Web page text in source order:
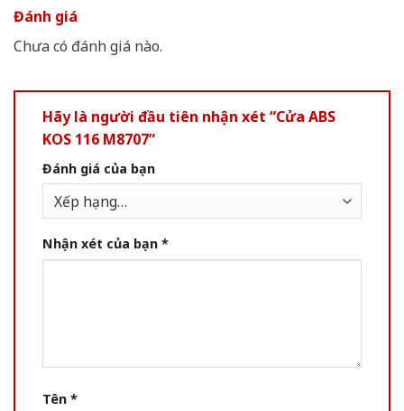
Đánh giá
Chưa có đánh giá nào.
Hãy là người đầu tiên nhận xét “Cửa ABS
KOS 116 M8707”
Đánh giá của bạn
Nhận xét của bạn *
Tên *